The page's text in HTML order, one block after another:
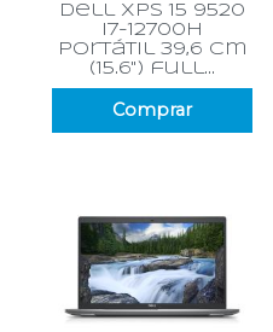
dell xps 15 9520
i7-12700h
portátil 39,6 cm
(15.6") full...
Comprar